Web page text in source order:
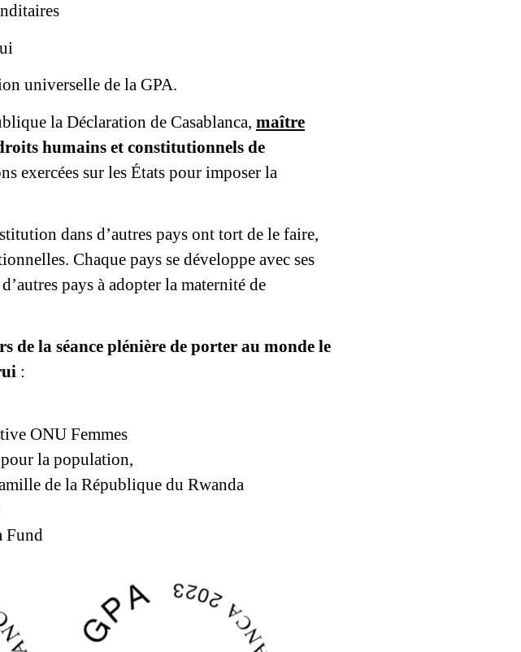
universelle de la GPA.
la Déclaration de Casablanca, maître
humains et constitutionnels de
exercées sur les États pour imposer la
dans d’autres pays ont tort de le faire,
Chaque pays se développe avec ses
pays à adopter la maternité de
la séance plénière de porter au monde le
:
ONU Femmes
la population,
de la République du Rwanda
Fund